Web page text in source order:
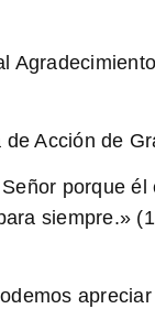
Acción de
porque él
siempre.»